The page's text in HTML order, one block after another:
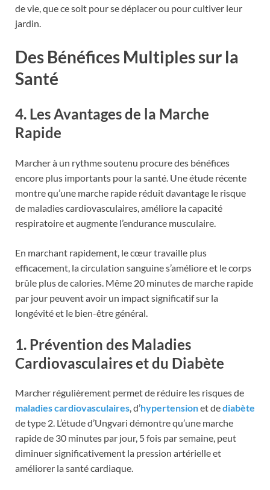
de vie, que ce soit pour se déplacer ou pour cultiver leur
jardin.
Des Bénéfices Multiples sur la
Santé
4. Les Avantages de la Marche
Rapide
Marcher à un rythme soutenu procure des bénéfices
encore plus importants pour la santé. Une étude récente
montre qu’une marche rapide réduit davantage le risque
de maladies cardiovasculaires, améliore la capacité
respiratoire et augmente l’endurance musculaire.
En marchant rapidement, le cœur travaille plus
efficacement, la circulation sanguine s’améliore et le corps
brûle plus de calories. Même 20 minutes de marche rapide
par jour peuvent avoir un impact significatif sur la
longévité et le bien-être général.
1. Prévention des Maladies
Cardiovasculaires et du Diabète
Marcher régulièrement permet de réduire les risques de
maladies cardiovasculaires, d’hypertensionet dediabète
de type 2. L’étude d’Ungvari démontre qu’une marche
rapide de 30 minutes par jour, 5 fois par semaine, peut
diminuer significativement la pression artérielle et
améliorer la santé cardiaque.